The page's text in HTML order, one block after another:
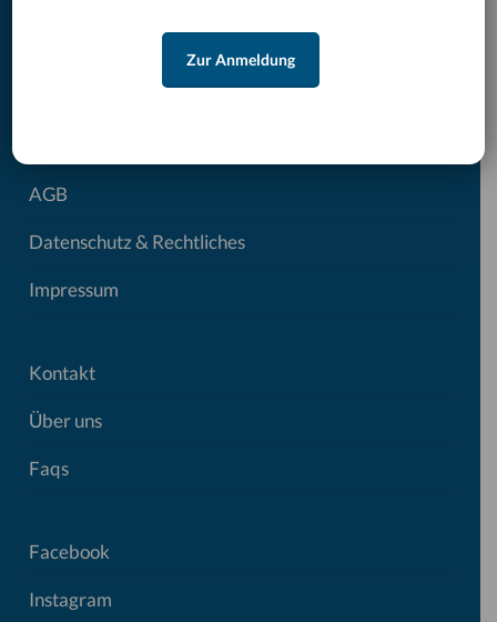
AGB
Datenschutz & Rechtliches
Impressum
Kontakt
Über uns
Faqs
Facebook
Instagram
Zur Anmeldung